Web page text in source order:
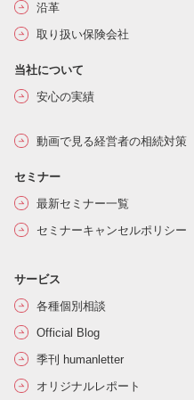
沿革
取り扱い保険会社
当社について
安心の実績
動画で見る経営者の相続対策
セミナー
最新セミナー一覧
セミナーキャンセルポリシー
サービス
各種個別相談
Official Blog
季刊 humanletter
オリジナルレポート